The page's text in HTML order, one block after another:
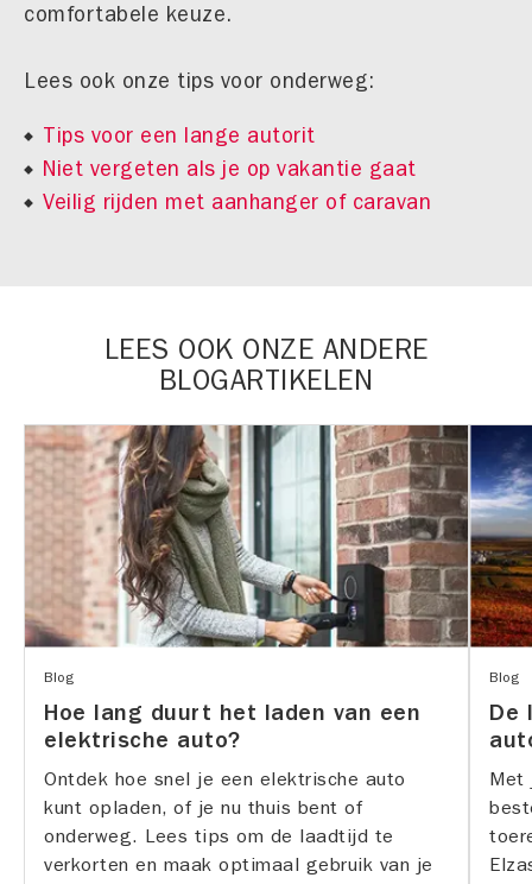
comfortabele keuze.
Lees ook onze tips voor onderweg:
Tips voor een lange autorit
Niet vergeten als je op vakantie gaat
Veilig rijden met aanhanger of caravan
LEES OOK ONZE ANDERE
BLOGARTIKELEN
Blog
Hoe lang duurt het laden van een
elektrische auto?
Ontdek hoe snel je een elektrische auto
kunt opladen, of je nu thuis bent of
onderweg. Lees tips om de laadtijd te
verkorten en maak optimaal gebruik van je
Blog
De
Met